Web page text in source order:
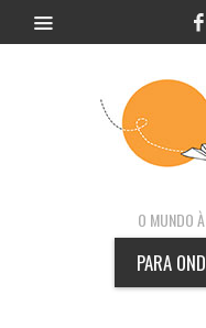
O MUNDO
PARA